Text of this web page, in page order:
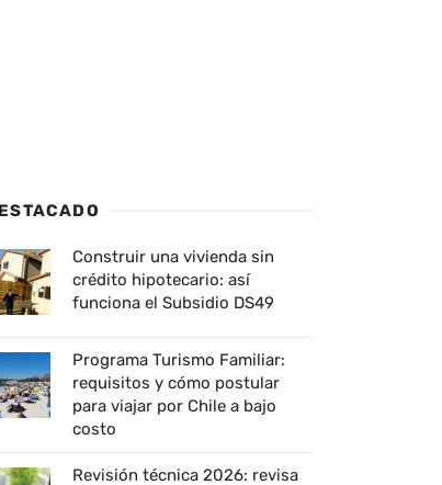
Construir una vivienda sin
crédito hipotecario: así
funciona el Subsidio DS49
Programa Turismo Familiar:
requisitos y cómo postular
para viajar por Chile a bajo
costo
Revisión técnica 2026: revisa